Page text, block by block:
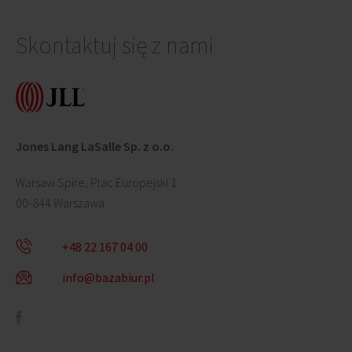
Skontaktuj się z nami
Jones Lang LaSalle Sp. z o.o.
Warsaw Spire, Plac Europejski 1
00-844 Warszawa
+48 22 167 04 00
info@bazabiur.pl